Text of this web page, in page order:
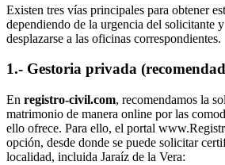
Existen tres vías principales para obtener
dependiendo de la urgencia del solicitante
desplazarse a las oficinas correspondientes.
1.- Gestoria privada
En registro-civil.com, recomendamos la
matrimonio de manera online por las
ello ofrece. Para ello, el portal
opción, desde donde se puede solicitar
localidad, incluida Jaraíz de la Vera: